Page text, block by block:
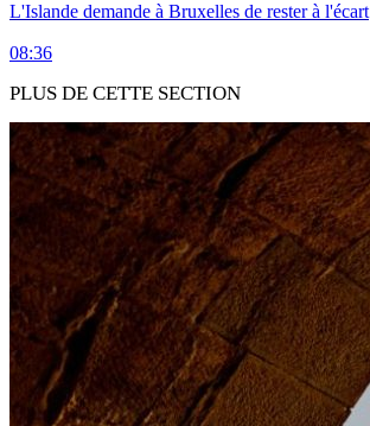
L'Islande demande à Bruxelles de rester à l'écart
08:36
PLUS DE CETTE SECTION